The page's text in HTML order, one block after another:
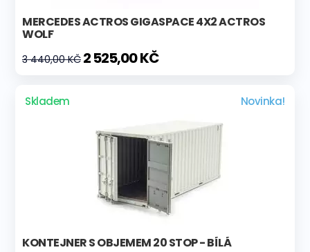
MERCEDES ACTROS GIGASPACE 4X2 ACTROS
WOLF
3 440,00 KČ 2 525,00 KČ
Skladem Novinka!
KONTEJNER S OBJEMEM 20 STOP - BÍLÁ